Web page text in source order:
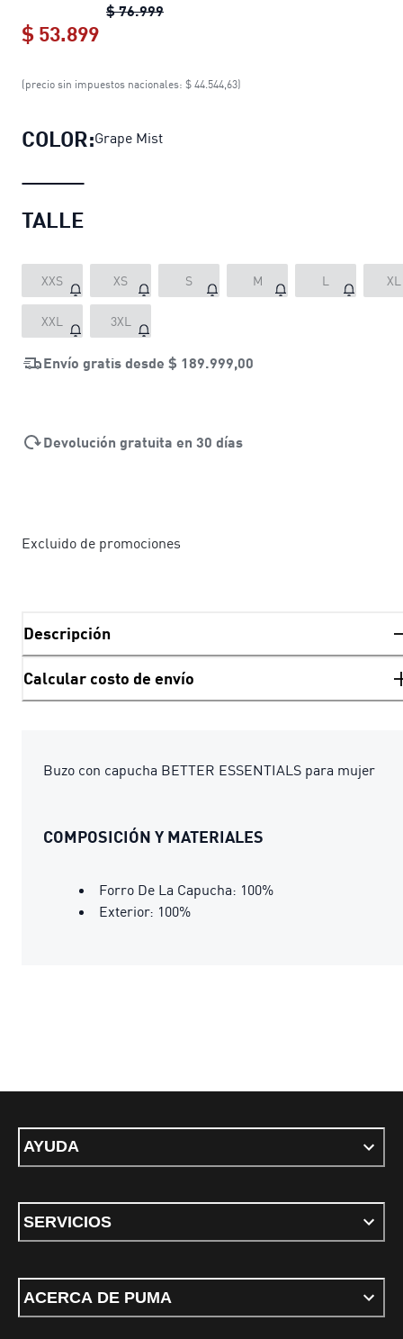
$ 76.999Buzo con capucha BETTER
$ 53.899
Buzo con capucha BETTER
(precio sin impuestos nacionales: $ 44.544,63)
COLOR:Grape Mist
TALLE
XXS XS S M L XL
XXL 3XL
Envío gratis desde $ 189.999,00
Devolución gratuita en 30 días
Excluido de promociones
Descripción
Calcular costo de envío
Buzo con capucha BETTER ESSENTIALS para mujer
COMPOSICIÓN Y MATERIALES
Forro De La Capucha: 100%
Exterior: 100%
AYUDA
SERVICIOS
ACERCA DE PUMA